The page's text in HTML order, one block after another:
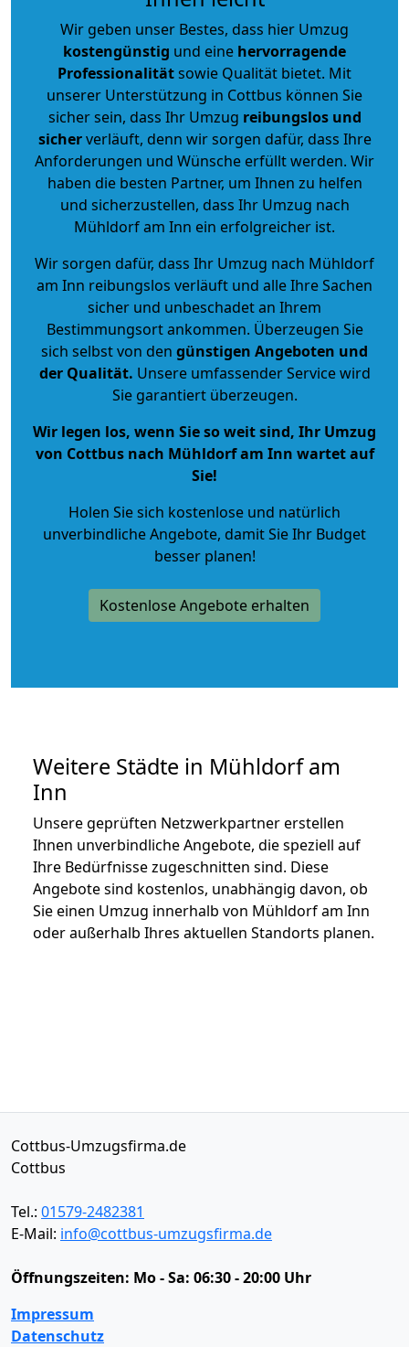
Wir geben unser Bestes, dass hier Umzug
kostengünstig und eine hervorragende
Professionalitätsowie Qualität bietet. Mit
unserer Unterstützung in Cottbus können Sie
sicher sein, dass Ihr Umzug reibungslos und
sicherverläuft, denn wir sorgen dafür, dass Ihre
Anforderungen und Wünsche erfüllt werden. Wir
haben die besten Partner, um Ihnen zu helfen
und sicherzustellen, dass Ihr Umzug nach
Mühldorf am Inn ein erfolgreicher ist.
Wir sorgen dafür, dass Ihr Umzug nach Mühldorf
am Inn reibungslos verläuft und alle Ihre Sachen
sicher und unbeschadet an Ihrem
Bestimmungsort ankommen. Überzeugen Sie
sich selbst von den günstigen Angeboten und
der Qualität. Unsere umfassender Service wird
Sie garantiert überzeugen.
Wir legen los, wenn Sie so weit sind, Ihr Umzug
von Cottbus nach Mühldorf am Inn wartet auf
Sie!
Holen Sie sich kostenlose und natürlich
unverbindliche Angebote, damit Sie Ihr Budget
besser planen!
Kostenlose Angebote erhalten
Weitere Städte in Mühldorf am
Inn
Unsere geprüften Netzwerkpartner erstellen
Ihnen unverbindliche Angebote, die speziell auf
Ihre Bedürfnisse zugeschnitten sind. Diese
Angebote sind kostenlos, unabhängig davon, ob
Sie einen Umzug innerhalb von Mühldorf am Inn
oder außerhalb Ihres aktuellen Standorts planen.
Cottbus-Umzugsfirma.de
Cottbus
Tel.: 01579-2482381
E-Mail: info@cottbus-umzugsfirma.de
Öffnungszeiten: Mo - Sa: 06:30 - 20:00 Uhr
Impressum
Datenschutz